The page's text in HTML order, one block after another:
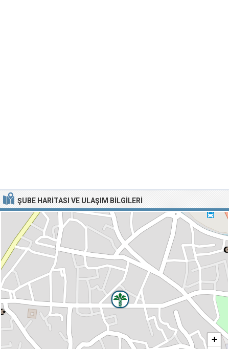
ŞUBE HARITASI VE ULAŞIM BILGILERI
+